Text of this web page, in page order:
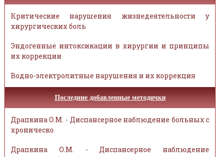
Критические нарушения жизнедеятельности у
хирургических боль
Эндогенные интоксикации в хирургии и принципы
их коррекции
Водно-электролитные нарушения и их коррекция
Последние добавленные методички
Драпкина О.М. - Диспансерное наблюдение больных с
хроническо
Драпкина О.М. - Диспансерное наблюдение